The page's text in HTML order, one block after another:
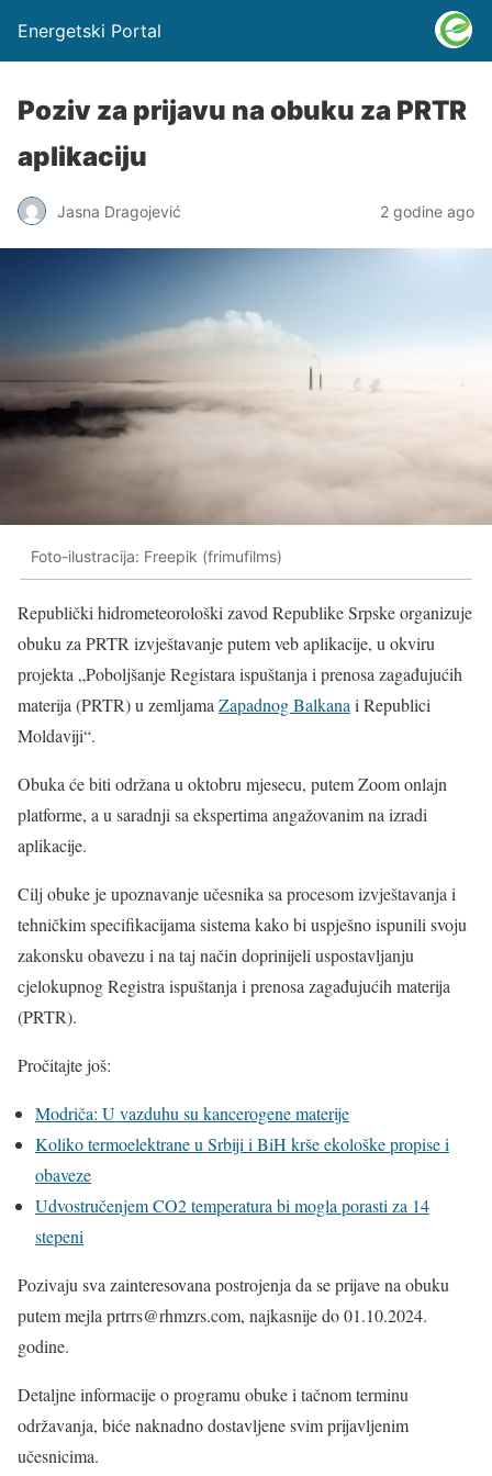
Energetski Portal
Poziv za prijavu na obuku za PRTR
aplikaciju
Jasna Dragojević 2 godine ago
Foto-ilustracija: Freepik (frimufilms)
Republički hidrometeorološki zavod Republike Srpske organizuje
obuku za PRTR izvještavanje putem veb aplikacije, u okviru
projekta „Poboljšanje Registara ispuštanja i prenosa zagađujućih
materija (PRTR) u zemljama Zapadnog Balkana i Republici
Moldaviji“.
Obuka će biti održana u oktobru mjesecu, putem Zoom onlajn
platforme, a u saradnji sa ekspertima angažovanim na izradi
aplikacije.
Cilj obuke je upoznavanje učesnika sa procesom izvještavanja i
tehničkim specifikacijama sistema kako bi uspješno ispunili svoju
zakonsku obavezu i na taj način doprinijeli uspostavljanju
cjelokupnog Registra ispuštanja i prenosa zagađujućih materija
(PRTR).
Pročitajte još:
Modriča: U vazduhu su kancerogene materije
Koliko termoelektrane u Srbiji i BiH krše ekološke propise i
obaveze
Udvostručenjem CO2 temperatura bi mogla porasti za 14
stepeni
Pozivaju sva zainteresovana postrojenja da se prijave na obuku
putem mejla prtrrs@rhmzrs.com, najkasnije do 01.10.2024.
godine.
Detaljne informacije o programu obuke i tačnom terminu
održavanja, biće naknadno dostavljene svim prijavljenim
učesnicima.